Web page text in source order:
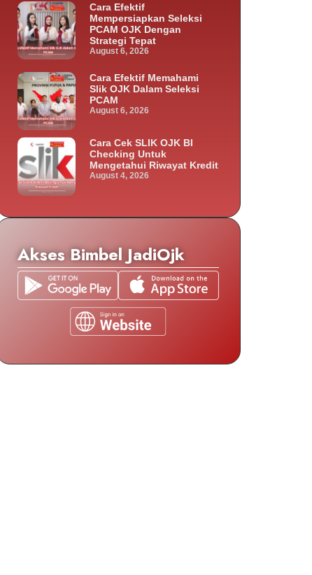
Cara Efektif
Mempersiapkan Seleksi
PCAM OJK Dengan
Strategi Tepat
August 6, 2026
Cara Efektif Memahami
Slik OJK Dalam Seleksi
PCAM
August 6, 2026
Cara Cek SLIK OJK BI
Checking Untuk
Mengetahui Riwayat Kredit
August 4, 2026
Akses Bimbel JadiOjk